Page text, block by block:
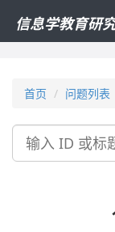
信息学教育研
首页 问题列表
搜